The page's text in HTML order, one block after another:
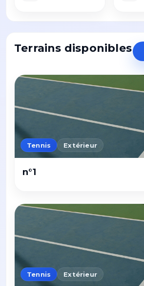
Terrains disponibles
Tennis Extérieur
n°1
Tennis Extérieur